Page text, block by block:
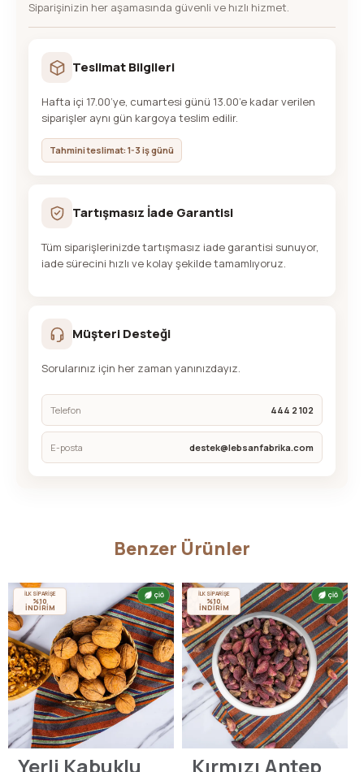
Siparişinizin her aşamasında güvenli ve hızlı hizmet.
Teslimat Bilgileri
Hafta içi 17.00’ye, cumartesi günü 13.00’e kadar verilen
siparişler aynı gün kargoya teslim edilir.
Tahmini teslimat: 1-3 iş günü
Tartışmasız İade Garantisi
Tüm siparişlerinizde tartışmasız iade garantisi sunuyor,
iade sürecini hızlı ve kolay şekilde tamamlıyoruz.
Müşteri Desteği
Sorularınız için her zaman yanınızdayız.
Telefon 444 2 102
E-posta destek@lebsanfabrika.com
Benzer Ürünler
ÇİĞ
İLK SİPARİŞE
%10
İNDİRİM
Yerli Kabuklu
ÇİĞ
İLK SİPARİŞE
%10
İNDİRİM
Kırmızı Antep